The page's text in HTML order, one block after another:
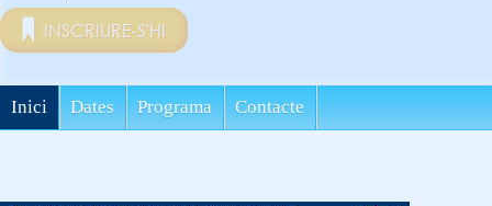
INSCRIURE-S'HI
Inici Dates Programa Contacte